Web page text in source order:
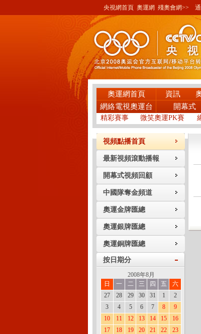
央視網首頁 奧運網 殘奧會網>>
奧運網首頁 資訊
網絡電視奧運台
開幕式
精彩賽事 微笑奧運PK賽
視頻點播首頁
最新視頻滾動播報
開幕式視頻回顧
中國隊奪金頻道
奧運金牌匯總
奧運銀牌匯總
奧運銅牌匯總
按日期分
2008年8月
日
一 二 三 四 五
六
27
28 29 30 31 1
2
3
4 5 6 7 8
9
10
11 12 13 14 15
16
17
18 19 20 21 22
23